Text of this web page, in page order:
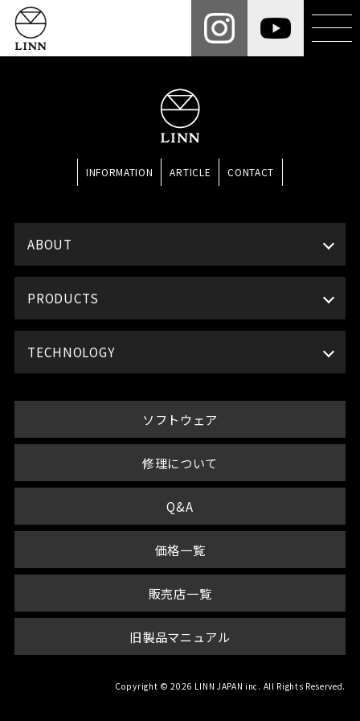
INFORMATION ARTICLE CONTACT
ABOUT
PRODUCTS
TECHNOLOGY
ソフトウェア
修理について
Q&A
価格一覧
販売店一覧
旧製品マニュアル
Copyright © 2026 LINN JAPAN inc. All Rights Reserved.